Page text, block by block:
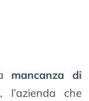
mancanza di
che